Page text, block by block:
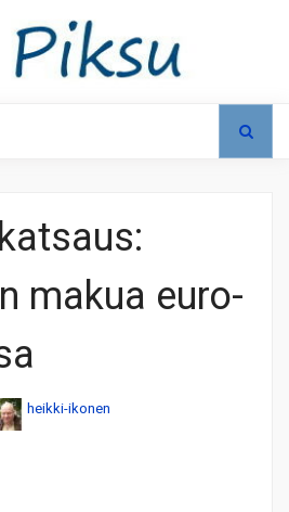
makua euro-
heikki-ikonen